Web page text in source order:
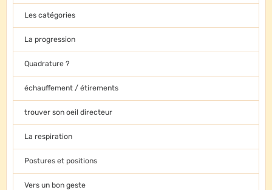
Les catégories
La progression
Quadrature ?
échauffement / étirements
trouver son oeil directeur
La respiration
Postures et positions
Vers un bon geste